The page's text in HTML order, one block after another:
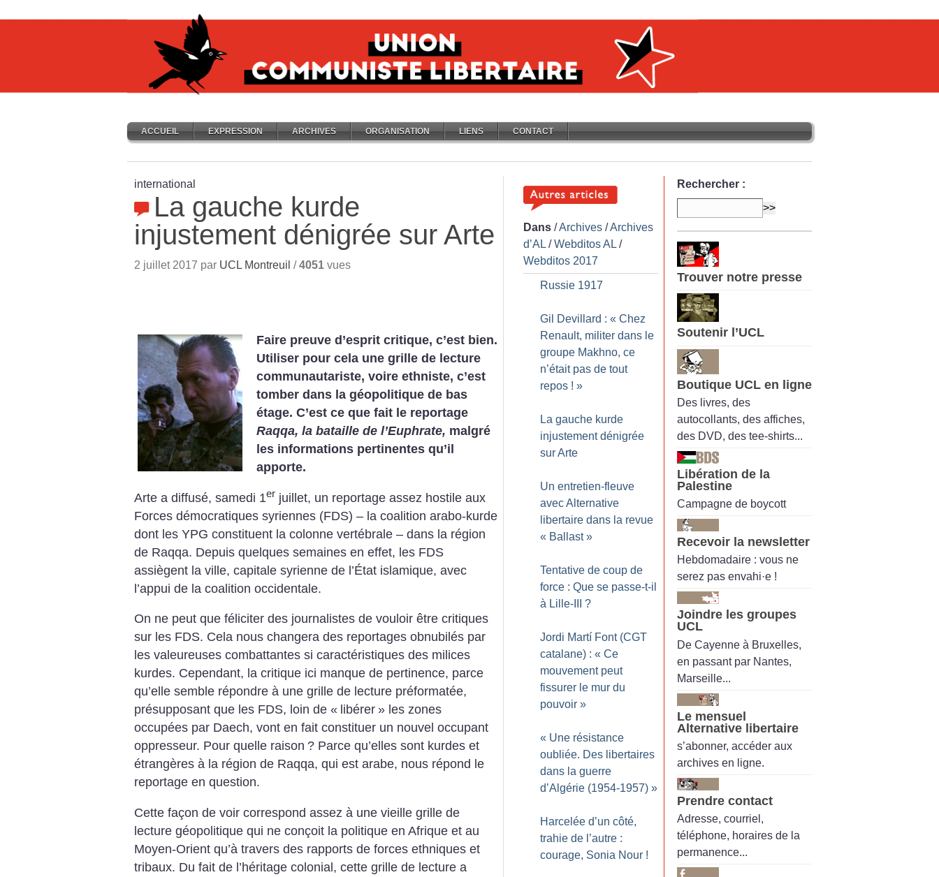
ACCUEIL EXPRESSION ARCHIVES ORGANISATION LIENS CONTACT
international
La gauche kurde
injustement dénigrée sur Arte
2 juillet 2017 par UCL Montreuil /4051 vues
Faire preuve d’esprit critique, c’est bien.
Utiliser pour cela une grille de lecture
communautariste, voire ethniste, c’est
tomber dans la géopolitique de bas
étage. C’est ce que fait le reportage
Raqqa, la bataille de l’Euphrate, malgré
les informations pertinentes qu’il
apporte.
Arte a diffusé, samedi 1er juillet, un reportage assez hostile aux
Forces démocratiques syriennes (FDS) – la coalition arabo-kurde
dont les YPG constituent la colonne vertébrale – dans la région
de Raqqa. Depuis quelques semaines en effet, les FDS
assiègent la ville, capitale syrienne de l’État islamique, avec
l’appui de la coalition occidentale.
On ne peut que féliciter des journalistes de vouloir être critiques
sur les FDS. Cela nous changera des reportages obnubilés par
les valeureuses combattantes si caractéristiques des milices
kurdes. Cependant, la critique ici manque de pertinence, parce
qu’elle semble répondre à une grille de lecture préformatée,
présupposant que les FDS, loin de « libérer » les zones
occupées par Daech, vont en fait constituer un nouvel occupant
oppresseur. Pour quelle raison ? Parce qu’elles sont kurdes et
étrangères à la région de Raqqa, qui est arabe, nous répond le
reportage en question.
Cette façon de voir correspond assez à une vieille grille de
lecture géopolitique qui ne conçoit la politique en Afrique et au
Moyen-Orient qu’à travers des rapports de forces ethniques et
tribaux. Du fait de l’héritage colonial, cette grille de lecture a
Dans /Archives /Archives
d’AL /Webditos AL /
Webditos 2017
Russie 1917
Gil Devillard : « Chez
Renault, militer dans le
groupe Makhno, ce
n’était pas de tout
repos ! »
La gauche kurde
injustement dénigrée
sur Arte
Un entretien-fleuve
avec Alternative
libertaire dans la revue
« Ballast »
Tentative de coup de
force : Que se passe-t-il
à Lille-III
?
Jordi Martí Font (CGT
catalane) : « Ce
mouvement peut
fissurer le mur du
pouvoir »
« Une résistance
oubliée. Des libertaires
dans la guerre
d’Algérie (1954-1957) »
Harcelée d’un côté,
trahie de l’autre :
courage, Sonia Nour !
Rechercher :
Trouver notre presse
Soutenir l’UCL
Boutique UCL en ligne
Des livres, des
autocollants, des affiches,
des DVD, des tee-shirts...
Libération de la
Palestine
Campagne de boycott
Recevoir la newsletter
Hebdomadaire : vous ne
serez pas envahi·e !
Joindre les groupes
UCL
De Cayenne à Bruxelles,
en passant par Nantes,
Marseille...
Le mensuel
Alternative libertaire
s’abonner, accéder aux
archives en ligne.
Prendre contact
Adresse, courriel,
téléphone, horaires de la
permanence...